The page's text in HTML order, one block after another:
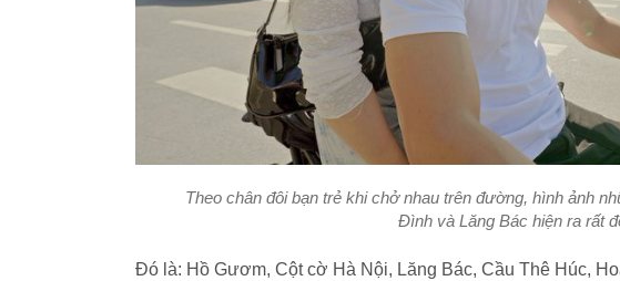
Theo chân đôi bạn trẻ khi chở nhau trên đường, hình ảnh
Đình và Lăng Bác hiện ra rất
Đó là: Hồ Gươm, Cột cờ Hà Nội, Lăng Bác, Cầu Thê Húc,